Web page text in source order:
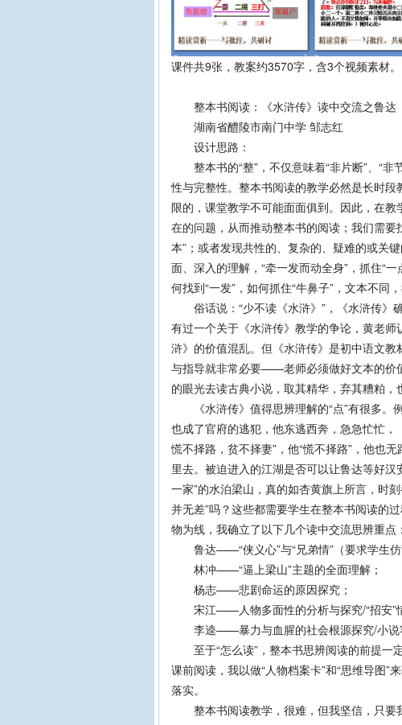
课件共9张，教案约3570字，含3个视频素材。
整本书阅读：《水浒传》读中交流之鲁达
湖南省醴陵市南门中学 邹志红
设计思路：
整本书的“整”，不仅意味着“非片断”、“非
性与完整性。整本书阅读的教学必然是长时
限的，课堂教学不可能面面俱到。因此，在
在的问题，从而推动整本书的阅读；我们需
本”；或者发现共性的、复杂的、疑难的或关
面、深入的理解，“牵一发而动全身”，抓住“
何找到“一发”，如何抓住“牛鼻子”，文本不同
俗话说：“少不读《水浒》”，《水浒传》
有过一个关于《水浒传》教学的争论，黄老
浒》的价值混乱。但《水浒传》是初中语文
与指导就非常必要——老师必须做好文本的价
的眼光去读古典小说，取其精华，弃其糟粕，
《水浒传》值得思辨理解的“点”有很多。
也成了官府的逃犯，他东逃西奔，急急忙忙，
慌不择路，贫不择妻”，他“慌不择路”，他也
里去。被迫进入的江湖是否可以让鲁达等好
一家”的水泊梁山，真的如杏黄旗上所言，时
并无差”吗？这些都需要学生在整本书阅读的
物为线，我确立了以下几个读中交流思辨重点：
鲁达——“侠义心”与“兄弟情”（要求学生仿
林冲——“逼上梁山”主题的全面理解；
杨志——悲剧命运的原因探究；
宋江——人物多面性的分析与探究/“招安”
李逵——暴力与血腥的社会根源探究/小说
至于“怎么读”，整本书思辨阅读的前提一
课前阅读，我以做“人物档案卡”和“思维导图”
落实。
整本书阅读教学，很难，但我坚信，只要